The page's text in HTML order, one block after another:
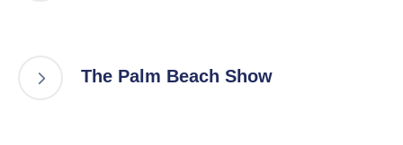
The Palm Beach Show